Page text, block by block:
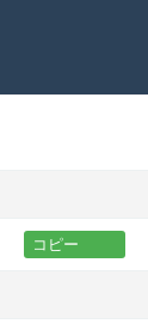
コピー